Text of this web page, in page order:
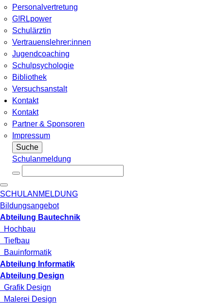
Personalvertretung
G!RLpower
Schulärztin
Vertrauenslehrer:innen
Jugendcoaching
Schulpsychologie
Bibliothek
Versuchsanstalt
Kontakt
Kontakt
Partner & Sponsoren
Impressum
Suche
Schulanmeldung
SCHULANMELDUNG
Bildungsangebot
Abteilung Bautechnik
Hochbau
Tiefbau
Bauinformatik
Abteilung Informatik
Abteilung Design
Grafik Design
Malerei Design